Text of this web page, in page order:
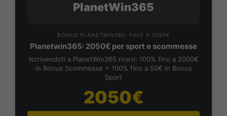
PlanetWin365
BONUS PLANETWIN365: FINO A 2050€
Planetwin365: 2050€ per sport e scommesse
Iscrivendoti a PlanetWin365 ricevi: 100% fino a 2000€
in Bonus Scommesse + 100% fino a 50€ in Bonus
Sport
2050€